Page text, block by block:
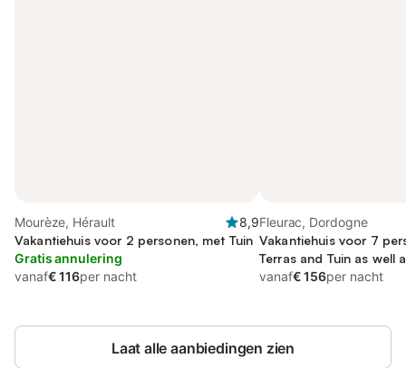
Mourèze, Hérault
8,9
Vakantiehuis voor 2 personen, met Tuin
Gratis annulering
vanaf€ 116per nacht
Fleurac, Dordogne
Vakantiehuis voor 7
Terras and Tuin as well
vanaf€ 156per nacht
Laat alle aanbiedingen zien